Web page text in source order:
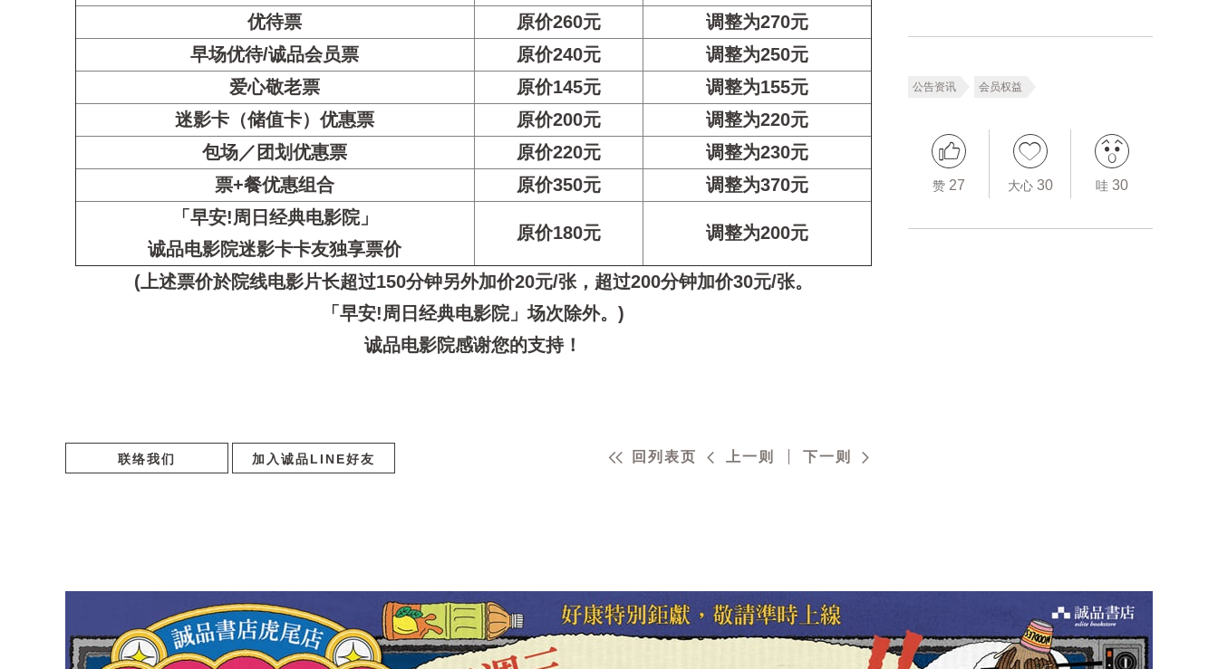
优待票
原价260元
调整为270元
早场优待/诚品会员票
原价240元
调整为250元
爱心敬老票
原价145元
调整为155元
迷影卡（储值卡）优惠票
原价200元
调整为220元
包场／团划优惠票
原价220元
调整为230元
票+餐优惠组合
原价350元
调整为370元
「早安!周日经典电影院」
诚品电影院迷影卡卡友独享票价
原价180元 调整为200元
(上述票价於院线电影片长超过150分钟另外加价20元/张，超过200分钟加价30元/张。
「早安!周日经典电影院」场次除外。)
诚品电影院感谢您的支持！
公告资讯 会员权益
赞 27 大心 30 哇 30
联络我们 加入诚品LINE好友 回列表页 上一则 下一则